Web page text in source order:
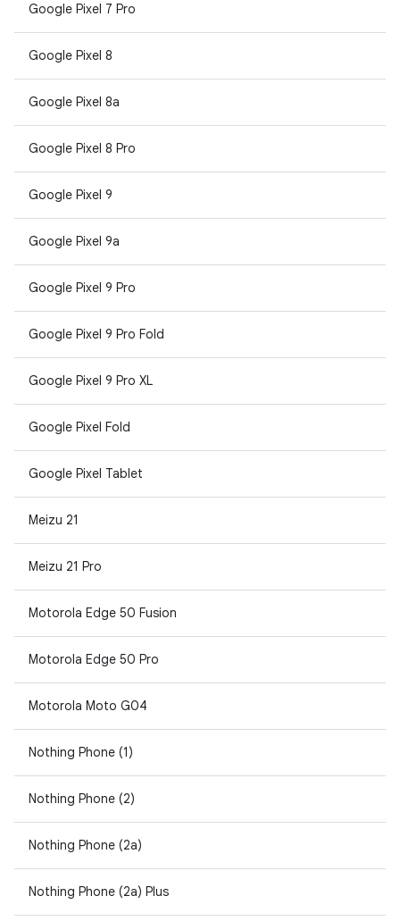
Google Pixel 7 Pro
Google Pixel 8
Google Pixel 8a
Google Pixel 8 Pro
Google Pixel 9
Google Pixel 9a
Google Pixel 9 Pro
Google Pixel 9 Pro Fold
Google Pixel 9 Pro XL
Google Pixel Fold
Google Pixel Tablet
Meizu 21
Meizu 21 Pro
Motorola Edge 50 Fusion
Motorola Edge 50 Pro
Motorola Moto G04
Nothing Phone (1)
Nothing Phone (2)
Nothing Phone (2a)
Nothing Phone (2a) Plus